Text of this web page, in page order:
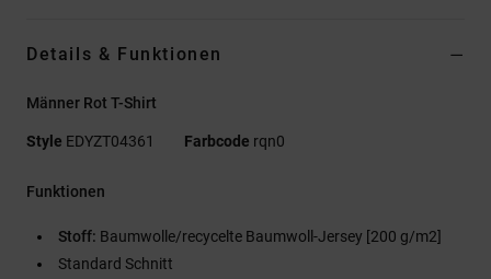
Details & Funktionen
Männer Rot T-Shirt
Style EDYZT04361 Farbcode rqn0
Funktionen
Stoff: Baumwolle/recycelte Baumwoll-Jersey [200 g/m2]
Standard Schnitt